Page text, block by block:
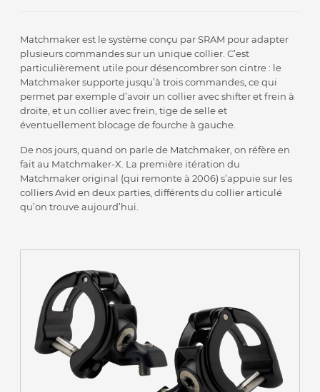
Matchmaker est le système conçu par SRAM pour adapter
plusieurs commandes sur un unique collier. C’est
particulièrement utile pour désencombrer son cintre : le
Matchmaker supporte jusqu’à trois commandes, ce qui
permet par exemple d’avoir un collier avec shifter et frein à
droite, et un collier avec frein, tige de selle et
éventuellement blocage de fourche à gauche.
De nos jours, quand on parle de Matchmaker, on réfère en
fait au Matchmaker-X. La première itération du
Matchmaker original (qui remonte à 2006) s’appuie sur les
colliers Avid en deux parties, différents du collier articulé
qu’on trouve aujourd’hui.